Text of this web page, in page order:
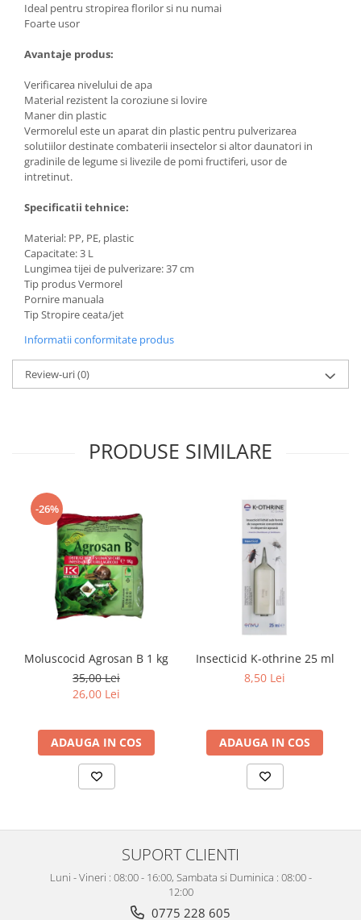
Ideal pentru stropirea florilor si nu numai
Foarte usor
Avantaje produs:
Verificarea nivelului de apa
Material rezistent la coroziune si lovire
Maner din plastic
Vermorelul este un aparat din plastic pentru pulverizarea
solutiilor destinate combaterii insectelor si altor daunatori in
gradinile de legume si livezile de pomi fructiferi, usor de
intretinut.
Specificatii tehnice:
Material: PP, PE, plastic
Capacitate: 3 L
Lungimea tijei de pulverizare: 37 cm
Tip produs Vermorel
Pornire manuala
Tip Stropire ceata/jet
Informatii conformitate produs
Review-uri(0)
PRODUSE SIMILARE
-26%
Moluscocid Agrosan B 1 kg
35,00 Lei
26,00 Lei
ADAUGA IN COS
Insecticid K-othrine 25 ml
8,50 Lei
ADAUGA IN COS
SUPORT CLIENTI
Luni - Vineri : 08:00 - 16:00, Sambata si Duminica : 08:00 -
12:00
0775 228 605